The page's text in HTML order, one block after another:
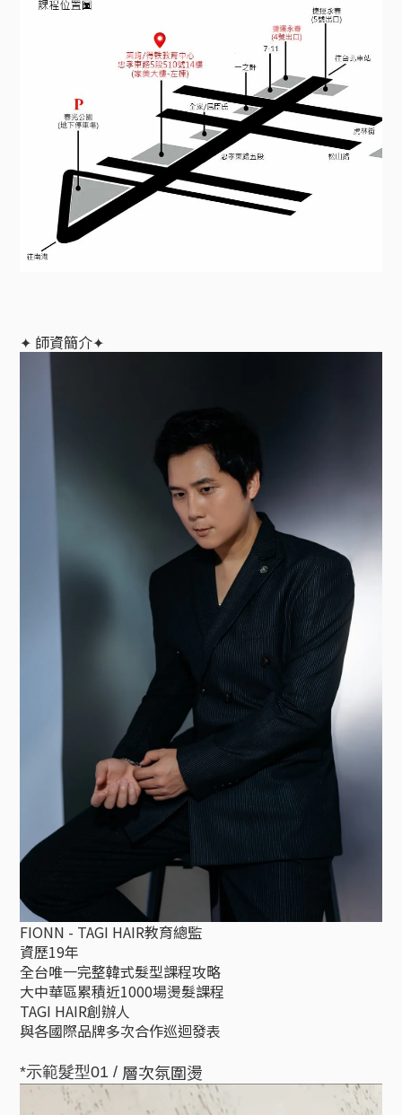
✦ 師資簡介✦
FIONN - TAGI HAIR教育總監
資歷19年
全台唯一完整韓式髮型課程攻略
大中華區累積近1000場燙髮課程
TAGI HAIR創辦人
與各國際品牌多次合作巡迴發表
*示範髮型01 / 層次氛圍燙